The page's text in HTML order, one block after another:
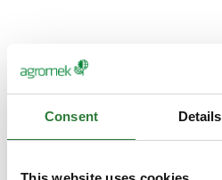
Consent Details